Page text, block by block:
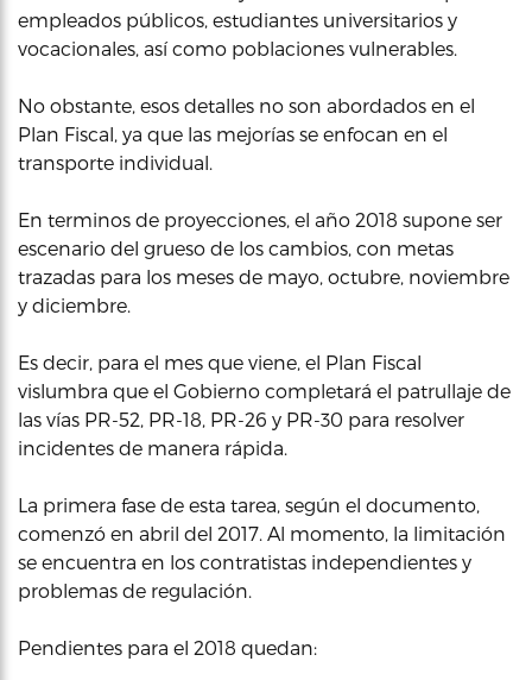
empleados públicos, estudiantes universitarios y
vocacionales, así como poblaciones vulnerables.
No obstante, esos detalles no son abordados en el
Plan Fiscal, ya que las mejorías se enfocan en el
transporte individual.
En terminos de proyecciones, el año 2018 supone ser
escenario del grueso de los cambios, con metas
trazadas para los meses de mayo, octubre, noviembre
y diciembre.
Es decir, para el mes que viene, el Plan Fiscal
vislumbra que el Gobierno completará el patrullaje de
las vías PR-52, PR-18, PR-26 y PR-30 para resolver
incidentes de manera rápida.
La primera fase de esta tarea, según el documento,
comenzó en abril del 2017. Al momento, la limitación
se encuentra en los contratistas independientes y
problemas de regulación.
Pendientes para el 2018 quedan: